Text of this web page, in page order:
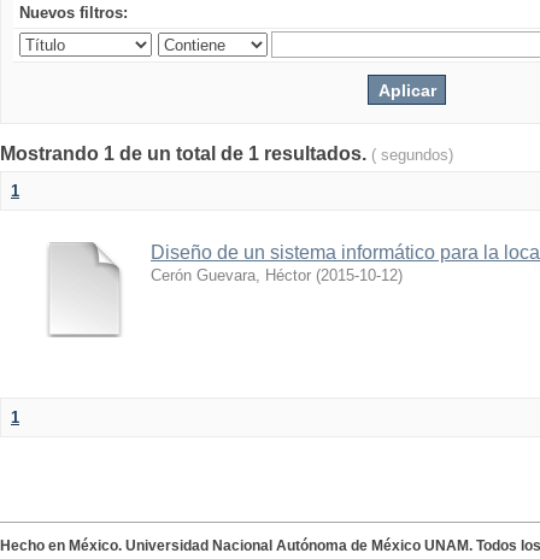
Nuevos filtros:
Mostrando 1 de un total de 1 resultados. ( segundos)
1
Diseño de un sistema informático para la
Cerón Guevara, Héctor (2015-10-12)
1
Hecho en México. Universidad Nacional Autónoma de México UNAM. Todos